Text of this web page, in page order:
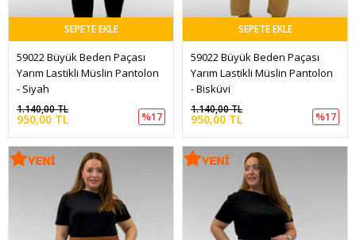
SEPETE EKLE
59022 Büyük Beden Paçası
Yarım Lastikli Müslin Pantolon
- Siyah
950,00 TL
1.140,00 TL
%17
SEPETE EKLE
59022 Büyük Beden Paçası
Yarım Lastikli Müslin Pantolon
- Bisküvi
950,00 TL
1.140,00 TL
%17